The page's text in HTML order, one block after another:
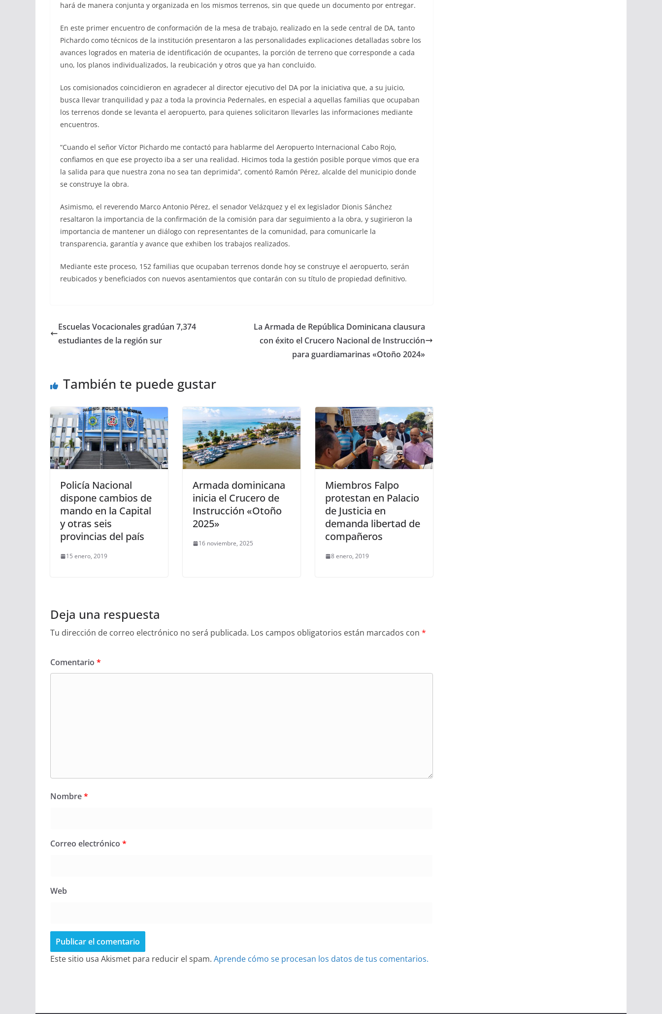
hará de manera conjunta y organizada en los mismos terrenos, sin que quede un documento por entregar.
En este primer encuentro de conformación de la mesa de trabajo, realizado en la sede central de DA, tanto
Pichardo como técnicos de la institución presentaron a las personalidades explicaciones detalladas sobre los
avances logrados en materia de identificación de ocupantes, la porción de terreno que corresponde a cada
uno, los planos individualizados, la reubicación y otros que ya han concluido.
Los comisionados coincidieron en agradecer al director ejecutivo del DA por la iniciativa que, a su juicio,
busca llevar tranquilidad y paz a toda la provincia Pedernales, en especial a aquellas familias que ocupaban
los terrenos donde se levanta el aeropuerto, para quienes solicitaron llevarles las informaciones mediante
encuentros.
“Cuando el señor Víctor Pichardo me contactó para hablarme del Aeropuerto Internacional Cabo Rojo,
confiamos en que ese proyecto iba a ser una realidad. Hicimos toda la gestión posible porque vimos que era
la salida para que nuestra zona no sea tan deprimida”, comentó Ramón Pérez, alcalde del municipio donde
se construye la obra.
Asimismo, el reverendo Marco Antonio Pérez, el senador Velázquez y el ex legislador Dionis Sánchez
resaltaron la importancia de la confirmación de la comisión para dar seguimiento a la obra, y sugirieron la
importancia de mantener un diálogo con representantes de la comunidad, para comunicarle la
transparencia, garantía y avance que exhiben los trabajos realizados.
Mediante este proceso, 152 familias que ocupaban terrenos donde hoy se construye el aeropuerto, serán
reubicados y beneficiados con nuevos asentamientos que contarán con su título de propiedad definitivo.
Escuelas Vocacionales gradúan 7,374
estudiantes de la región sur
La Armada de República Dominicana clausura
con éxito el Crucero Nacional de Instrucción
para guardiamarinas «Otoño 2024»
También te puede gustar
Policía Nacional
dispone cambios de
mando en la Capital
y otras seis
provincias del país
15 enero, 2019
Armada dominicana
inicia el Crucero de
Instrucción «Otoño
2025»
16 noviembre, 2025
Miembros Falpo
protestan en Palacio
de Justicia en
demanda libertad de
compañeros
8 enero, 2019
Deja una respuesta
Tu dirección de correo electrónico no será publicada. Los campos obligatorios están marcados con *
Comentario *
Nombre*
Correo electrónico *
Web
Este sitio usa Akismet para reducir el spam. Aprende cómo se procesan los datos de tus comentarios.